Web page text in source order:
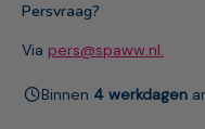
Persvraag?
Via pers@spaww.nl.
Binnen 4 werkdagen